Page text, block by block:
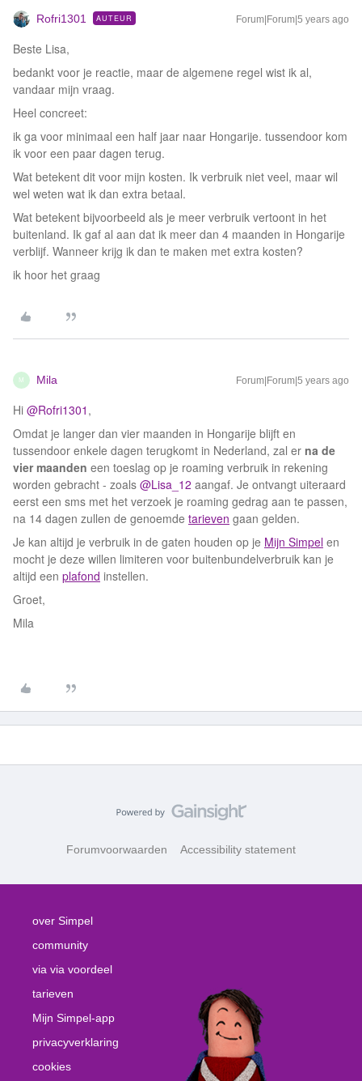
Rofri1301 AUTEUR Forum|Forum|5 years ago
Beste Lisa,
bedankt voor je reactie, maar de algemene regel wist ik al,
vandaar mijn vraag.
Heel concreet:
ik ga voor minimaal een half jaar naar Hongarije. tussendoor kom
ik voor een paar dagen terug.
Wat betekent dit voor mijn kosten. Ik verbruik niet veel, maar wil
wel weten wat ik dan extra betaal.
Wat betekent bijvoorbeeld als je meer verbruik vertoont in het
buitenland. Ik gaf al aan dat ik meer dan 4 maanden in Hongarije
verblijf. Wanneer krijg ik dan te maken met extra kosten?
ik hoor het graag
M Mila Forum|Forum|5 years ago
Hi @Rofri1301 ,
Omdat je langer dan vier maanden in Hongarije blijft en
tussendoor enkele dagen terugkomt in Nederland, zal er na de
vier maanden een toeslag op je roaming verbruik in rekening
worden gebracht - zoals @Lisa_12 aangaf. Je ontvangt uiteraard
eerst een sms met het verzoek je roaming gedrag aan te passen,
na 14 dagen zullen de genoemde tarieven gaan gelden.
Je kan altijd je verbruik in de gaten houden op je Mijn Simpel en
mocht je deze willen limiteren voor buitenbundelverbruik kan je
altijd een plafond instellen.
Groet,
Mila
Forumvoorwaarden Accessibility statement
over Simpel
community
via via voordeel
tarieven
Mijn Simpel-app
privacyverklaring
cookies